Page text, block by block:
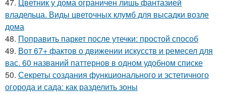
владельца. Виды цветочных клумб для высадки возле
дома
48. Поправить паркет после утечки: простой способ
49. Вот 67+ фактов о движении искусств и ремесел для
вас. 60 названий паттернов в одном удобном списке
50. Секреты создания функционального и эстетичного
огорода и сада: как разделить зоны